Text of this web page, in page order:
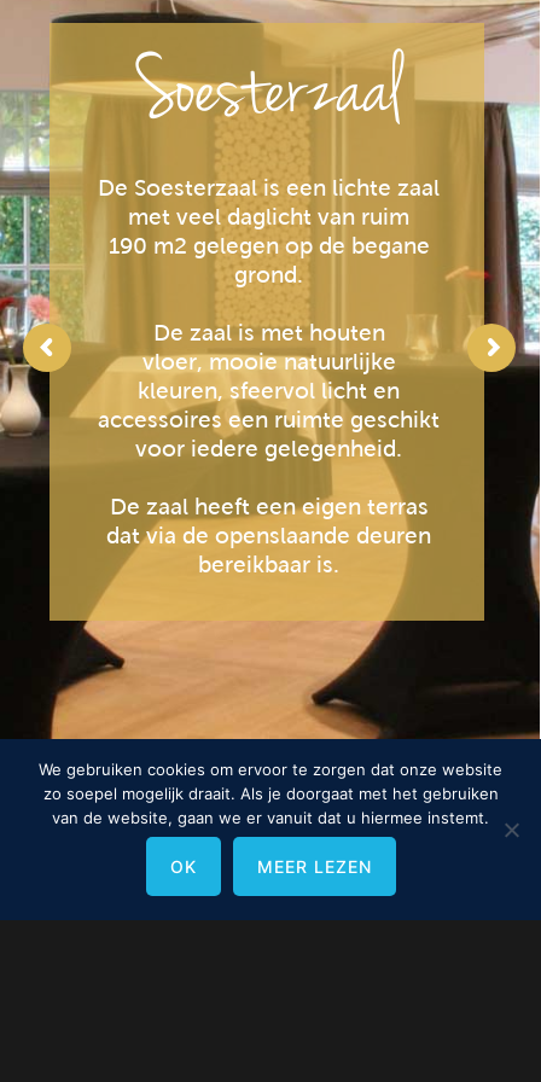
Soesterzaal
De Soesterzaal is een lichte zaal
met veel daglicht van ruim
190 m2 gelegen op de begane
grond.
De zaal is met houten
vloer, mooie natuurlijke
kleuren, sfeervol licht en
accessoires een ruimte geschikt
voor iedere gelegenheid.
De zaal heeft een eigen terras
dat via de openslaande deuren
bereikbaar is.
We gebruiken cookies om ervoor te zorgen dat onze website
zo soepel mogelijk draait. Als je doorgaat met het gebruiken
van de website, gaan we er vanuit dat u hiermee instemt.
OK MEER LEZEN